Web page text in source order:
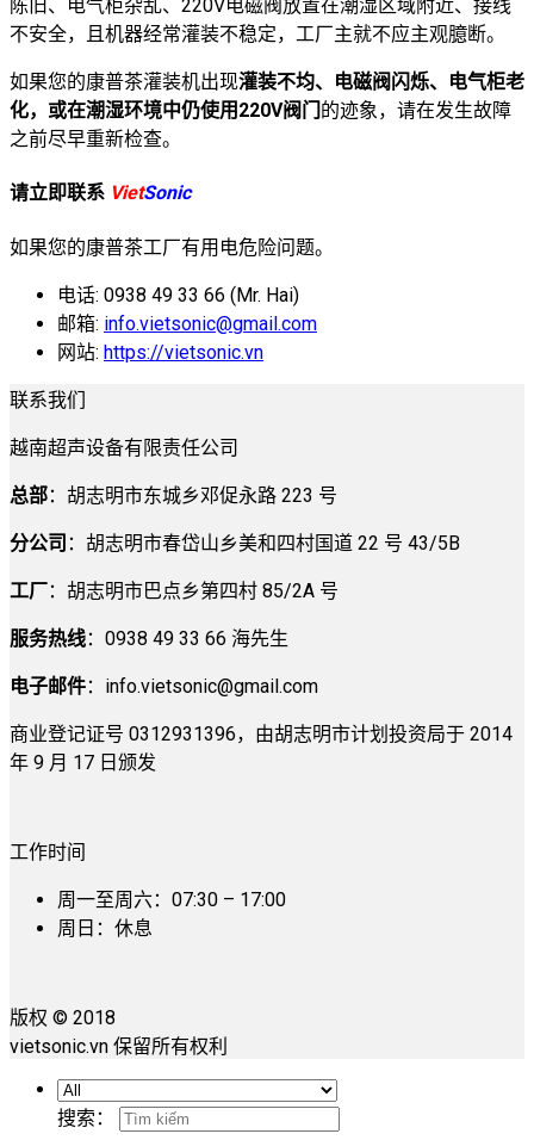
陈旧、电气柜杂乱、220V电磁阀放置在潮湿区域附近、接线
不安全，且机器经常灌装不稳定，工厂主就不应主观臆断。
如果您的康普茶灌装机出现灌装不均、电磁阀闪烁、电气柜老
化，或在潮湿环境中仍使用220V阀门 的迹象，请在发生故障
之前尽早重新检查。
请立即联系 VietSonic
如果您的康普茶工厂有用电危险问题。
电话: 0938 49 33 66 (Mr. Hai)
邮箱: info.vietsonic@gmail.com
网站: https://vietsonic.vn
联系我们
越南超声设备有限责任公司
总部：胡志明市东城乡邓促永路 223 号
分公司 ：胡志明市春岱山乡美和四村国道 22 号 43/5B
工厂：胡志明市巴点乡第四村 85/2A 号
服务热线：0938 49 33 66 海先生
电子邮件： info.vietsonic@gmail.com
商业登记证号 0312931396，由胡志明市计划投资局于 2014
年 9 月 17 日颁发
工作时间
周一至周六：07:30 – 17:00
周日：休息
版权 © 2018
vietsonic.vn 保留所有权利
搜索：